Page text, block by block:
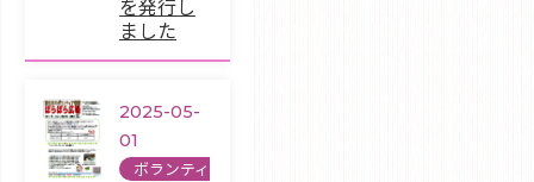
を発行し
ました
2025-05-
01
ボランティ